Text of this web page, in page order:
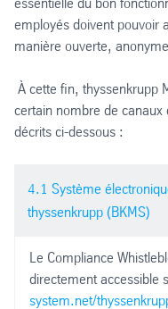
employés doivent pouvoir
manière ouverte,
À cette fin, thyssenkrupp
certain nombre de
décrits ci-dessous :
4.1 Système
thyssenkrupp (BKMS)
Le Compliance
directement accessible
system.net/